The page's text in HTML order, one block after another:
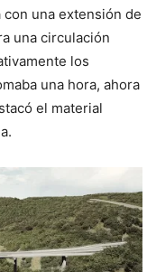
una extensión de
una circulación
los
una hora, ahora
el material